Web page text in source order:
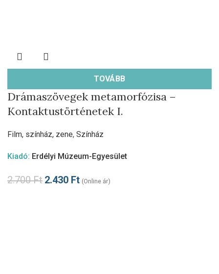
TOVÁBB
Drámaszövegek metamorfózisa –
Kontaktustörténetek I.
Film, színház, zene, Színház
Kiadó: Erdélyi Múzeum-Egyesület
2.700Ft 2.430 Ft (Online ár)